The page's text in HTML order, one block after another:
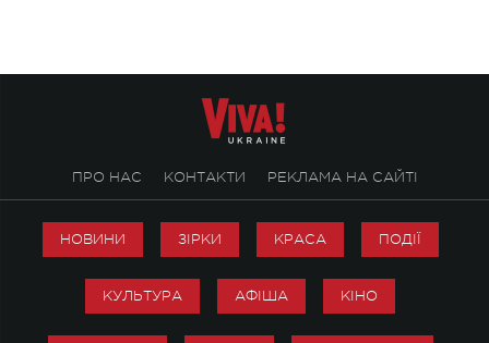
ПРО НАС КОНТАКТИ РЕКЛАМА НА САЙТІ
НОВИНИ ЗІРКИ КРАСА ПОДІЇ
КУЛЬТУРА АФІША КІНО